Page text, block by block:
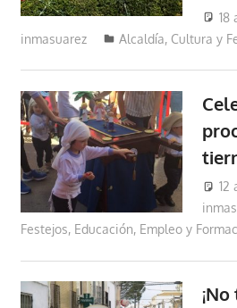
18
inmasuarez
Alcaldía, Cultura y
12
Festejos, Educación, Empleo y